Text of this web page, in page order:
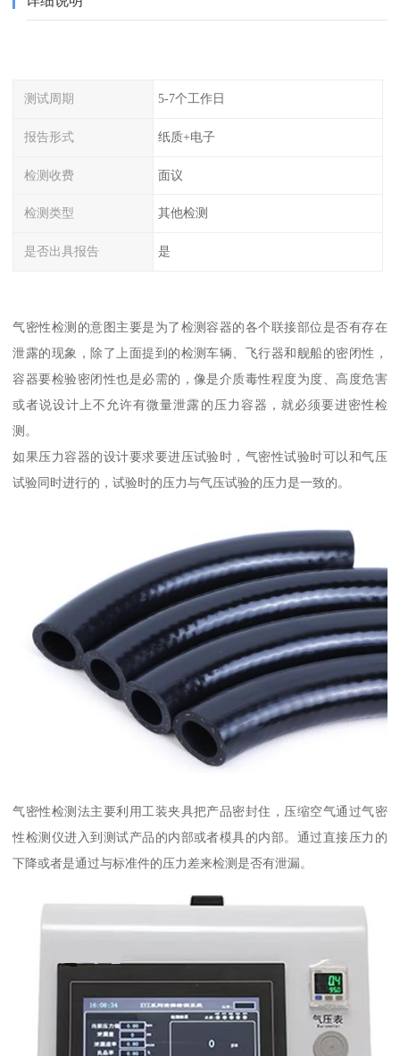
测试周期 5-7个工作日
报告形式 纸质+电子
检测收费 面议
检测类型 其他检测
是否出具报告 是
气密性检测的意图主要是为了检测容器的各个联接部位是否有存在
泄露的现象，除了上面提到的检测车辆、飞行器和舰船的密闭性，
容器要检验密闭性也是必需的，像是介质毒性程度为度、高度危害
或者说设计上不允许有微量泄露的压力容器，就必须要进密性检
测。
如果压力容器的设计要求要进压试验时，气密性试验时可以和气压
试验同时进行的，试验时的压力与气压试验的压力是一致的。
气密性检测法主要利用工装夹具把产品密封住，压缩空气通过气密
性检测仪进入到测试产品的内部或者模具的内部。通过直接压力的
下降或者是通过与标准件的压力差来检测是否有泄漏。